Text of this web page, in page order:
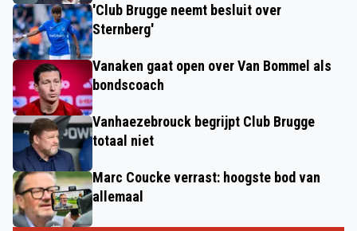
'Club Brugge neemt besluit over
Sternberg'
Vanaken gaat open over Van Bommel als
bondscoach
Vanhaezebrouck begrijpt Club Brugge
totaal niet
Marc Coucke verrast: hoogste bod van
allemaal